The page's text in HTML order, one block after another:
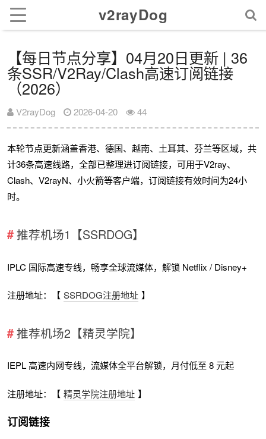
v2rayDog
【每日节点分享】04月20日更新 | 36
条SSR/V2Ray/Clash高速订阅链接
（2026）
V2rayDog 2026-04-20 44
本轮节点更新涵盖香港、德国、越南、土耳其、芬兰等区域，共
计36条高速线路，全部已整理进订阅链接，可用于V2ray、
Clash、V2rayN、小火箭等客户端，订阅链接有效时间为24小
时。
推荐机场1【SSRDOG】
IPLC 国际高速专线，畅享全球流媒体，解锁 Netflix / Disney+
注册地址：【 SSRDOG注册地址 】
推荐机场2【精灵学院】
IEPL 高速内网专线，流媒体全平台解锁，月付低至 8 元起
注册地址：【 精灵学院注册地址 】
订阅链接